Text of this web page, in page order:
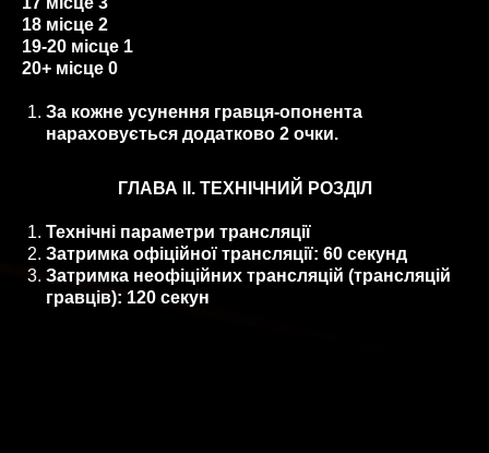
18 місце 2
19-20 місце 1
20+ місце 0
За кожне усунення гравця-опонента
нараховується додатково 2 очки.
ГЛАВА ІІ. ТЕХНІЧНИЙ РОЗДІЛ
Технічні параметри трансляції
Затримка офіційної трансляції: 60 секунд
Затримка неофіційних трансляцій (трансляцій
гравців): 120 секун